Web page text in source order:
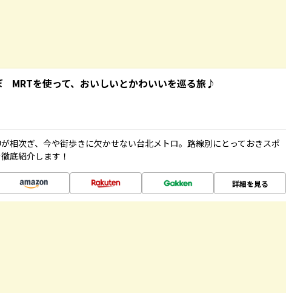
MRTを使って、おいしいとかわいいを巡る旅♪
相次ぎ、今や街歩きに欠かせない台北メトロ。路線別にとっておきスポ
底紹介します！
詳細を見る